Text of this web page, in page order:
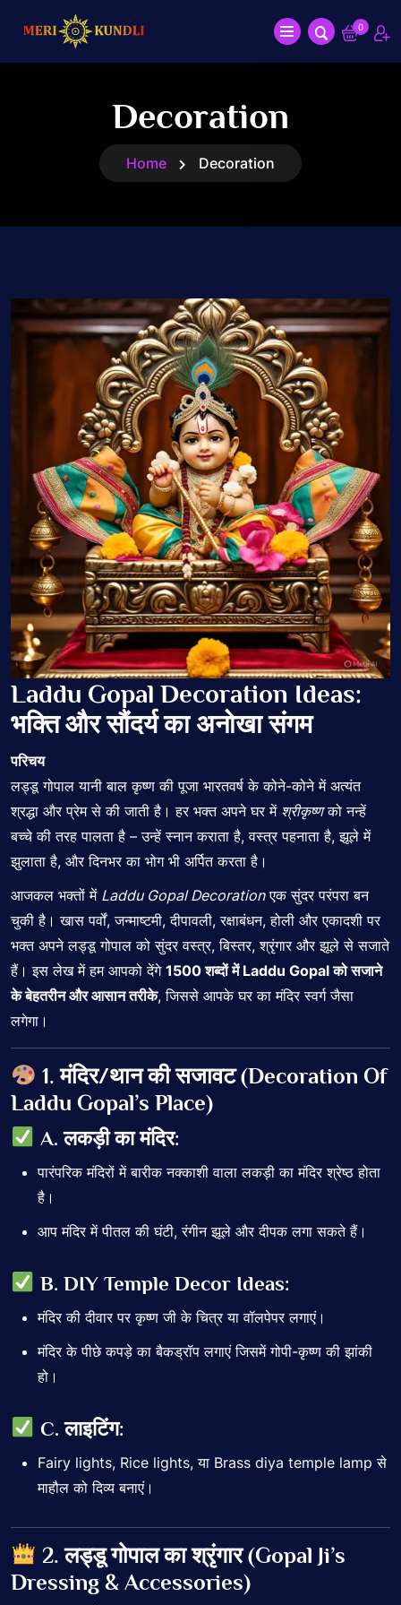
0
Decoration
Home Decoration
Laddu Gopal Decoration Ideas:
भक्ति और सौंदर्य का अनोखा संगम
परिचय
लड्डू गोपाल यानी बाल कृष्ण की पूजा भारतवर्ष के कोने-कोने में अत्यंत
श्रद्धा और प्रेम से की जाती है। हर भक्त अपने घर में श्रीकृष्णको नन्हें
बच्चे की तरह पालता है – उन्हें स्नान कराता है, वस्त्र पहनाता है, झूले में
झुलाता है, और दिनभर का भोग भी अर्पित करता है।
आजकल भक्तों में Laddu Gopal Decorationएक सुंदर परंपरा बन
चुकी है। खास पर्वों, जन्माष्टमी, दीपावली, रक्षाबंधन, होली और एकादशी पर
भक्त अपने लड्डू गोपाल को सुंदर वस्त्र, बिस्तर, श्रृंगार और झूले से सजाते
हैं। इस लेख में हम आपको देंगे 1500 शब्दों में Laddu Gopal को सजाने
के बेहतरीन और आसान तरीके, जिससे आपके घर का मंदिर स्वर्ग जैसा
लगेगा।
1. मंदिर/थान की सजावट (Decoration Of
Laddu Gopal’s Place)
A. लकड़ी का मंदिर:
पारंपरिक मंदिरों में बारीक नक्काशी वाला लकड़ी का मंदिर श्रेष्ठ होता
है।
आप मंदिर में पीतल की घंटी, रंगीन झूले और दीपक लगा सकते हैं।
B. DIY Temple Decor Ideas:
मंदिर की दीवार पर कृष्ण जी के चित्र या वॉलपेपर लगाएं।
मंदिर के पीछे कपड़े का बैकड्रॉप लगाएं जिसमें गोपी-कृष्ण की झांकी
हो।
C. लाइटिंग:
Fairy lights, Rice lights, या Brass diya temple lamp से
माहौल को दिव्य बनाएं।
2. लड्डू गोपाल का श्रृंगार (Gopal Ji’s
Dressing & Accessories)